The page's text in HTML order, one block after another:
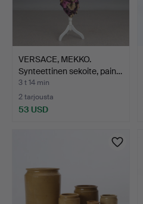
VERSACE, MEKKO.
Synteettinen sekoite, pain…
3 t 14 min
2 tarjousta
53 USD